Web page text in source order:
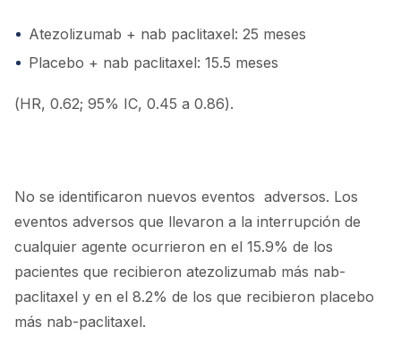
Atezolizumab + nab paclitaxel: 25 meses
Placebo + nab paclitaxel: 15.5 meses
(HR, 0.62; 95% IC, 0.45 a 0.86).
No se identificaron nuevos eventos adversos. Los
eventos adversos que llevaron a la interrupción de
cualquier agente ocurrieron en el 15.9% de los
pacientes que recibieron atezolizumab más nab-
paclitaxel y en el 8.2% de los que recibieron placebo
más nab-paclitaxel.